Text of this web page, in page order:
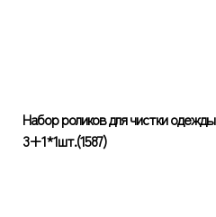
Набор роликов для чистки одежды
3+1*1шт.(1587)